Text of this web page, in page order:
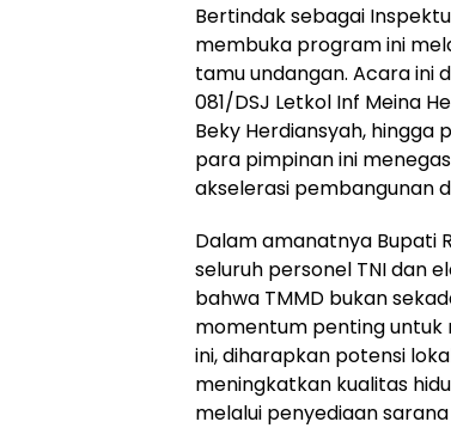
Bertindak sebagai
membuka program ini
tamu undangan. Acara ini
081/DSJ Letkol Inf Meina
Beky Herdiansyah, hingga
para pimpinan ini
akselerasi pembangunan
Dalam amanatnya Bupati
seluruh personel TNI dan
bahwa TMMD bukan
momentum penting
ini, diharapkan potensi
meningkatkan kualitas
melalui penyediaan